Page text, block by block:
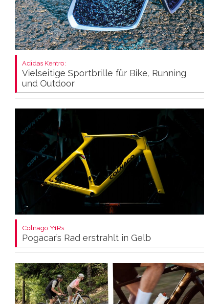
Adidas Kentro:
Vielseitige Sportbrille für Bike, Running
und Outdoor
Colnago Y1Rs:
Pogacar’s Rad erstrahlt in Gelb